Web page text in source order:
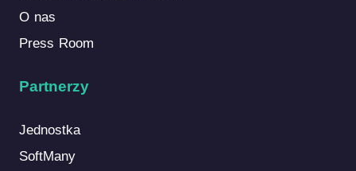
O nas
Press Room
Partnerzy
Jednostka
SoftMany